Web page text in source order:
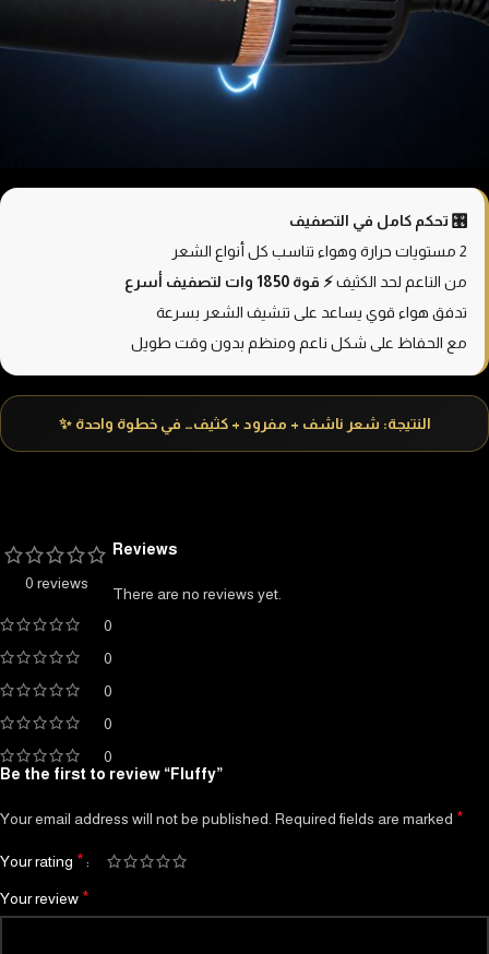
🎛️ تحكم كامل في التصفيف
2 مستويات حرارة وهواء تناسب كل أنواع الشعر
من الناعم لحد الكثيف⚡ قوة 1850 وات لتصفيف أسرع
تدفق هواء قوي يساعد على تنشيف الشعر بسرعة
مع الحفاظ على شكل ناعم ومنظم بدون وقت طويل
النتيجة: شعر ناشف + مفرود + كثيف… في خطوة واحدة ✨
0 reviews
0
0
0
0
0
Reviews
There are no reviews yet.
Be the first to review “Fluffy”
Your email address will not be published. Required fields are marked *
Your rating *
Your review *